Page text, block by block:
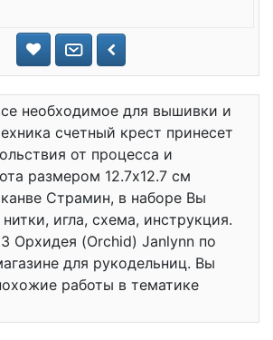
необходимое для вышивки и
счетный крест принесет
от процесса и
размером 12.7x12.7 см
Страмин, в наборе Вы
игла, схема, инструкция.
Орхидея (Orchid) Janlynn по
для рукодельниц. Вы
работы в тематике